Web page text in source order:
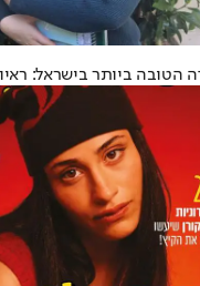
הטובה ביותר בישראל: